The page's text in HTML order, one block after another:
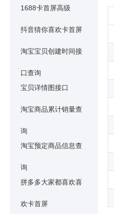
1688卡首屏高级
抖音猜你喜欢卡首屏
淘宝宝贝创建时间接
口查询
宝贝详情图接口
淘宝商品累计销量查
询
淘宝预定商品信息查
询
拼多多大家都喜欢喜
欢卡首屏